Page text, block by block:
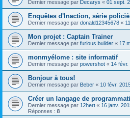
Dernier message par Decarys « 01 sept.
Enquêtes d'Inaction, série
Dernier message par donald12345678 «
Mon projet : Captain Trainer
Dernier message par furious.builder « 17
monmyélome : site informatif
Dernier message par powershot « 14 févr.
Bonjour à tous!
Dernier message par Beber « 10 févr.
Créer un langage de
Dernier message par 12hert « 16 janv.
Réponses : 8